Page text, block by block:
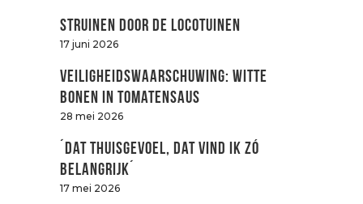
Struinen door de LOCOtuinen
17 juni 2026
Veiligheidswaarschuwing: witte
bonen in tomatensaus
28 mei 2026
´Dat thuisgevoel, dat vind ik zó
belangrijk´
17 mei 2026